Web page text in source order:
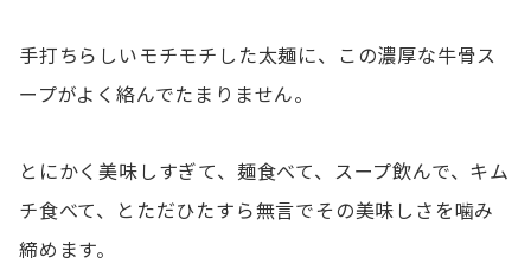
手打ちらしいモチモチした太麺に、この濃厚な牛骨ス
ープがよく絡んでたまりません。
とにかく美味しすぎて、麺食べて、スープ飲んで、キム
チ食べて、とただひたすら無言でその美味しさを噛み
締めます。